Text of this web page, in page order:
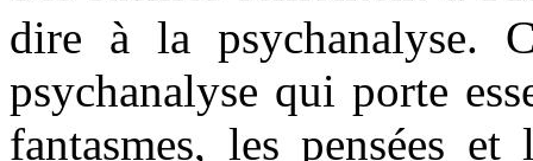
dire à la psychanalyse.
psychanalyse qui porte
fantasmes, les pensées